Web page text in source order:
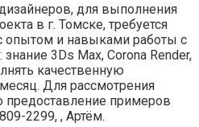
для выполнения
в г. Томске, требуется
опытом и навыками работы с
3Ds Max, Corona Render,
качественную
Для рассмотрения
предоставление примеров
2299, , Артём.